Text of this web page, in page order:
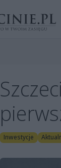
Inwestycje